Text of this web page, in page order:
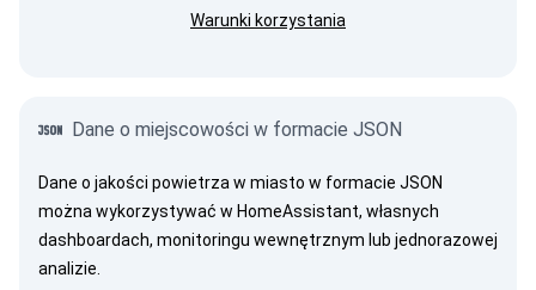
Warunki korzystania
Dane o miejscowości w formacie JSON
Dane o jakości powietrza w miasto w formacie JSON
można wykorzystywać w HomeAssistant, własnych
dashboardach, monitoringu wewnętrznym lub jednorazowej
analizie.